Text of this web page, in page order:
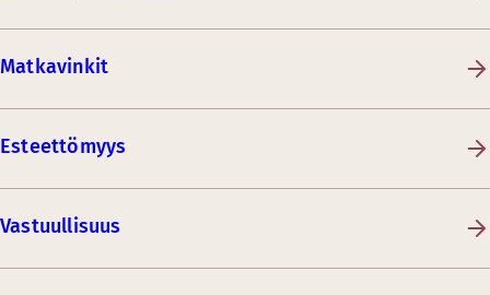
Matkavinkit
Esteettömyys
Vastuullisuus